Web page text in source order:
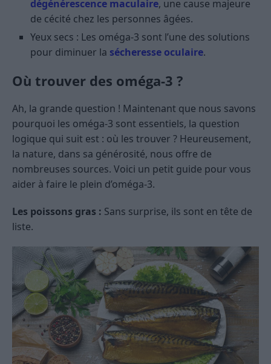
dégénérescence maculaire, une cause majeure
de cécité chez les personnes âgées.
Yeux secs : Les oméga-3 sont l’une des solutions
pour diminuer la sécheresse oculaire.
Où trouver des oméga-3 ?
Ah, la grande question ! Maintenant que nous savons
pourquoi les oméga-3 sont essentiels, la question
logique qui suit est : où les trouver ? Heureusement,
la nature, dans sa générosité, nous offre de
nombreuses sources. Voici un petit guide pour vous
aider à faire le plein d’oméga-3.
Les poissons gras : Sans surprise, ils sont en tête de
liste.